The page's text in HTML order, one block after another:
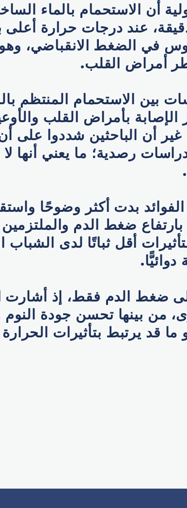
أن الاستحمام بالماء
بين 15 و30 دقيقة، عند درجات حرارة
في الضغط الانقباضي، وهو
أمراض القلب.
بين الاستحمام المنتظم
بأمراض القلب
غير أن الباحثين شددوا على
رصدية؛ ما يعني أنها لا
بدت أكثر وضوحًا
ضغط الدم والملتزمين
أقل ثباتًا لدى الشباب
دوائيًّا.
ضغط الدم فقط، إذ أشارت
من بينها تحسن جودة النوم
ما قد يرتبط بتأثيرات